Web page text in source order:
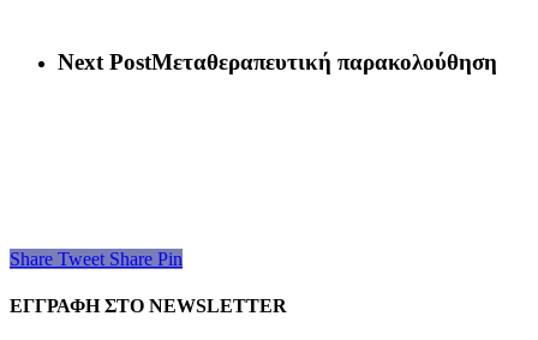
Next PostΜεταθεραπευτική παρακολούθηση
Share Tweet Share Pin
ΕΓΓΡΑΦΗ ΣΤΟ NEWSLETTER